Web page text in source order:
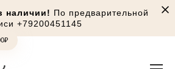
наличии! По предварительной
+79200451145